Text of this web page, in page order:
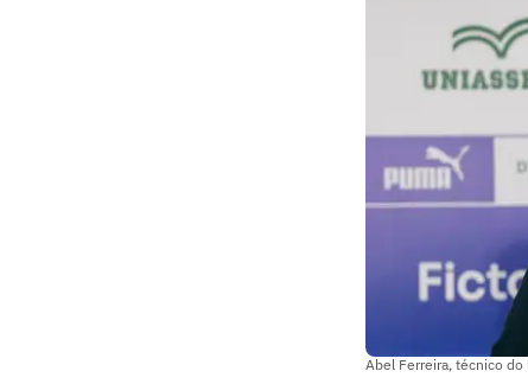
Abel Ferreira, técnico do